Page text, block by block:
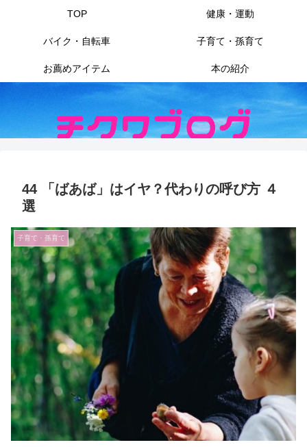
TOP 健康・運動
バイク・自転車 子育て・孫育て
お薦めアイテム 本の紹介
44 「ばあば」はイヤ？代わりの呼び方 ４
選
子育て・孫育て